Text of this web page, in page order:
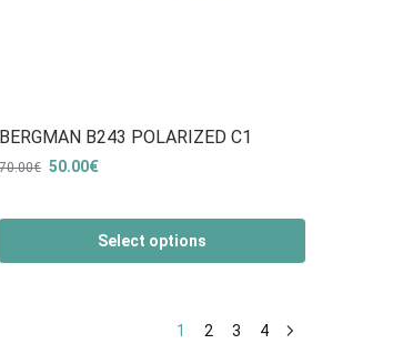
BERGMAN B243 POLARIZED C1
70.00€ 50.00€
Select options
1 2 3 4